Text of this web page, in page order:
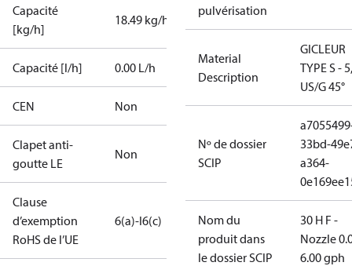
Capacité
[kg/h]
18.49 kg/h
Capacité [l/h] 0.00 L/h
CEN Non
Clapet anti-
goutte LE
Non
Clause
d’exemption
RoHS de l’UE
6(a)-I6(c)
pulvérisation
Material
Description
GICLEUR
TYPE S -
US/G 45°
Nº de dossier
SCIP
33bd-
a364-
Nom du
produit dans
le dossier SCIP
30 H F -
Nozzle
6.00 gph